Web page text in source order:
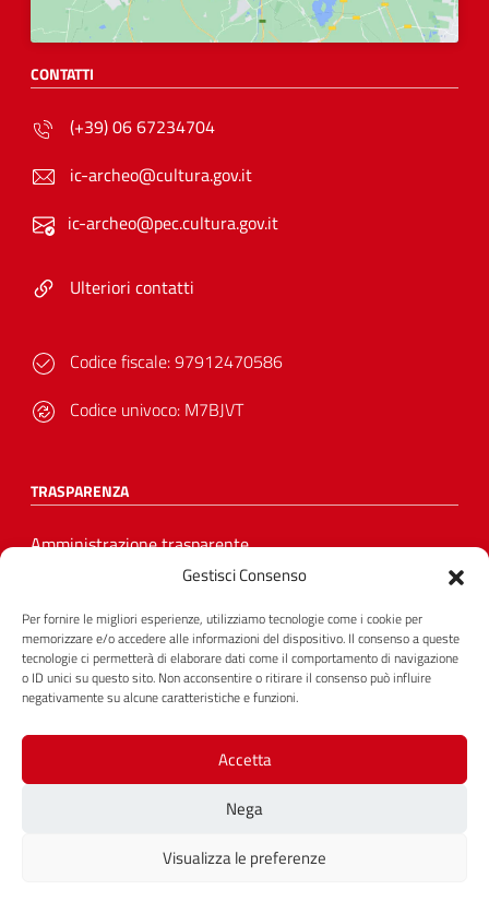
Gestisci Consenso
Per fornire le migliori esperienze, utilizziamo tecnologie come i cookie per
memorizzare e/o accedere alle informazioni del dispositivo. Il consenso a queste
tecnologie ci permetterà di elaborare dati come il comportamento di navigazione
o ID unici su questo sito. Non acconsentire o ritirare il consenso può influire
negativamente su alcune caratteristiche e funzioni.
Accetta
Nega
Visualizza le preferenze
CONTATTI
(+39) 06 67234704
ic-archeo@cultura.gov.it
ic-archeo@pec.cultura.gov.it
Ulteriori contatti
Codice fiscale:97912470586
Codice univoco: M7BJVT
TRASPARENZA
Amministrazione trasparente
Dichiarazione di accessibilità
Crediti
Sito storico